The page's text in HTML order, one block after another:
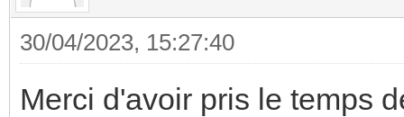
30/04/2023, 15:27:40
Merci d'avoir pris le temps